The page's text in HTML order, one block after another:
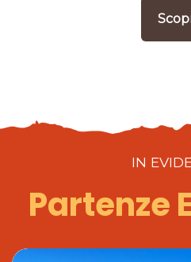
IN
Partenze